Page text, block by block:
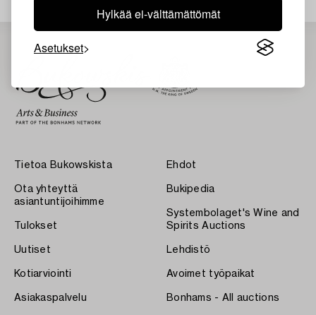
Hylkää ei-välttämättömät
Asetukset
Tietoa Bukowskista
Ota yhteyttä
asiantuntijoihimme
Tulokset
Uutiset
Kotiarviointi
Asiakaspalvelu
Ehdot
Bukipedia
Systembolaget's Wine and
Spirits Auctions
Lehdistö
Avoimet työpaikat
Bonhams - All auctions